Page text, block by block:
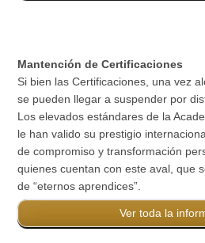
Mantención de Certificaciones
Si bien las Certificaciones, una vez
se pueden llegar a suspender por
Los elevados estándares de la
le han valido su prestigio
de compromiso y transformación
quienes cuentan con este aval, que
de “eternos aprendices”.
Ver toda la